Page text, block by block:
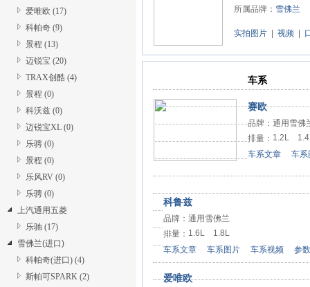
爱唯欧 (17)
科帕奇 (9)
景程 (13)
迈锐宝 (20)
TRAX创酷 (4)
景程 (0)
科沃兹 (0)
迈锐宝XL (0)
乐骋 (0)
景程 (0)
乐风RV (0)
乐骋 (0)
上汽通用五菱
乐驰 (17)
雪佛兰(进口)
科帕奇(进口) (4)
斯帕可SPARK (2)
所属品牌： 雪佛兰
实拍图片 视频
车系
赛欧
品牌： 通用雪佛
排量： 1.2L
车系文章
车系
科鲁兹
品牌： 通用雪佛兰
排量： 1.6L
1.8L
车系文章
车系图片 车系视频 参
爱唯欧